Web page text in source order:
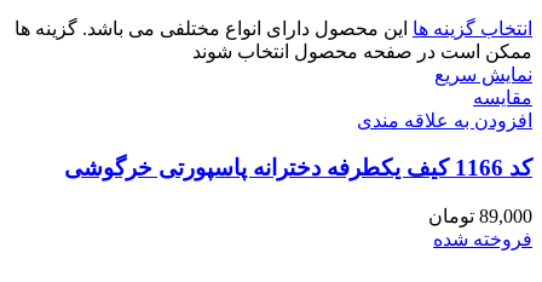
انتخاب گزینه ها این محصول دارای انواع مختلفی می باشد. گزینه ها
ممکن است در صفحه محصول انتخاب شوند
نمایش سریع
مقايسه
افزودن به علاقه مندی
کد 1166 کیف یکطرفه دخترانه پاسپورتی خرگوشی
89,000 تومان
فروخته شده